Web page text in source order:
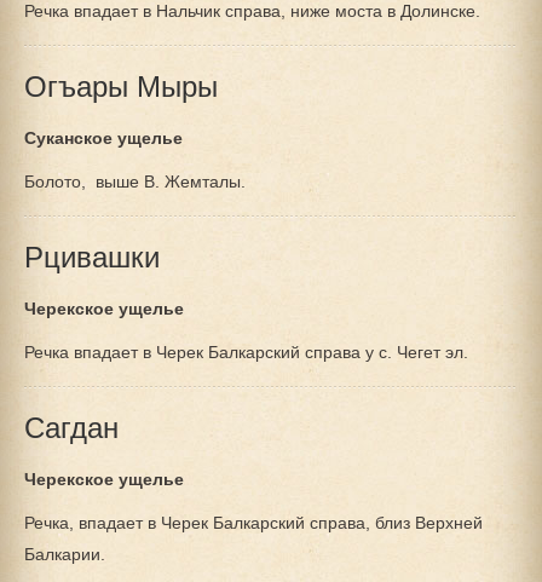
Речка впадает в Нальчик справа, ниже моста в Долинске.
Огъары Мыры
Суканское ущелье
Болото, выше В. Жемталы.
Рцивашки
Черекское ущелье
Речка впадает в Черек Балкарский справа у с. Чегет эл.
Сагдан
Черекское ущелье
Речка, впадает в Черек Балкарский справа, близ Верхней
Балкарии.